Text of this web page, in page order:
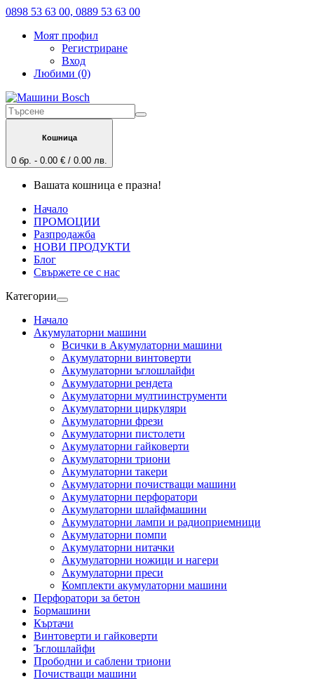
0898 53 63 00, 0889 53 63 00
Моят профил
Регистриране
Вход
Любими (0)
Кошница
0 бр. - 0.00 € / 0.00 лв.
Вашата кошница е празна!
Начало
ПРОМОЦИИ
Разпродажба
НОВИ ПРОДУКТИ
Блог
Свържете се с нас
Категории
Начало
Акумулаторни машини
Всички в Акумулаторни машини
Акумулаторни винтоверти
Акумулаторни ъглошлайфи
Акумулаторни рендета
Акумулаторни мултиинструменти
Акумулаторни циркуляри
Акумулаторни фрези
Акумулаторни пистолети
Акумулаторни гайковерти
Акумулаторни триони
Акумулаторни такери
Акумулаторни почистващи машини
Акумулаторни перфоратори
Акумулаторни шлайфмашини
Акумулаторни лампи и радиоприемници
Акумулаторни помпи
Акумулаторни нитачки
Акумулаторни ножици и нагери
Акумулаторни преси
Комплекти акумулаторни машини
Перфоратори за бетон
Бормашини
Къртачи
Винтоверти и гайковерти
Ъглошлайфи
Прободни и саблени триони
Почистващи машини